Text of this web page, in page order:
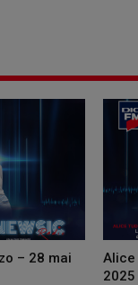
– 28 mai
Alice
2025